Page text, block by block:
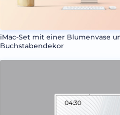
iMac-Set mit einer Blumenvase
Buchstabendekor